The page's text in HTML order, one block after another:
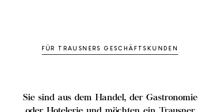
FÜR TRAUSNERS GESCHÄFTSKUNDEN
Sie sind aus dem Handel, der Gastronomie